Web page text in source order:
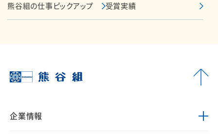
熊谷組の仕事ピックアップ 受賞実績
企業情報